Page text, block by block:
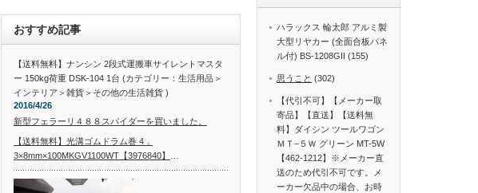
●沖縄・離島への配送料金は別途見積も
でご了承ください。
●JANコード：4547359435795
工具・作業用品＞生産加工用品＞
駆動機器・ベアリング＞ＮＴＮ
7034
こちらの商品の送料区分は「1」です。
【送料無料】象印チェンブロック
SUS製チェーンスリング1本吊り
スリングフックタイプ 0.4t
1SAKSHK5！
おすすめ記事
【送料無料】ナンシン 2段式運搬車サイレントマスタ
ー 150kg荷重 DSK-104 1台 (カテゴリー：生活用品＞
インテリア＞雑貨＞その他の生活雑貨 )
2016/4/26
新型フェラーリ４８８スパイダーを買いました。
【送料無料】光溝ゴムドラム巻 4．
3×8mm×100MKGV1100WT【3976840】
ハラックス 輪太郎 アルミ製
大型リヤカー (全面合板パネ
ル付) BS-1208GII (155)
思うこと (302)
【代引不可】【メーカー取
寄品】【直送】【送料無
料】ダイシン ツールワゴン
ＭＴ−５Ｗ グリーン MT-5W
【462-1212】※メーカー直
送のため代引不可です。メ
ーカー欠品中の場合、お時